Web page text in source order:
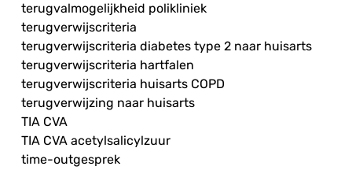
terugvalmogelijkheid polikliniek
terugverwijscriteria
terugverwijscriteria diabetes type 2 naar huisarts
terugverwijscriteria hartfalen
terugverwijscriteria huisarts COPD
terugverwijzing naar huisarts
TIA CVA
TIA CVA acetylsalicylzuur
time-outgesprek